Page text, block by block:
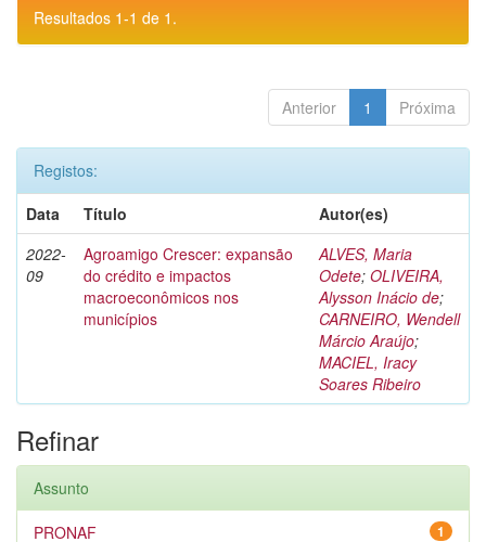
Resultados 1-1 de 1.
Anterior 1 Próxima
Registos:
Data
Título
Autor(es)
2022-
09
Agroamigo Crescer: expansão
do crédito e impactos
macroeconômicos nos
municípios
ALVES, Maria
Odete; OLIVEIRA,
Alysson Inácio de;
CARNEIRO, Wendell
Márcio Araújo;
MACIEL, Iracy
Soares Ribeiro
Refinar
Assunto
1
PRONAF